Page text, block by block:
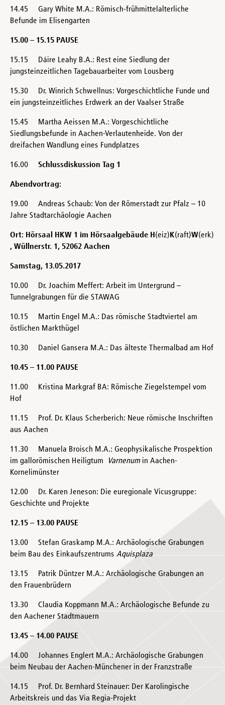
14.45 Gary White M.A.: Römisch-frühmittelalterliche
Befunde im Elisengarten
15.00 – 15.15 PAUSE
15.15 Dáire Leahy B.A.: Rest eine Siedlung der
jungsteinzeitlichen Tagebauarbeiter vom Lousberg
15.30 Dr. Winrich Schwellnus: Vorgeschichtliche Funde und
ein jungsteinzeitliches Erdwerk an der Vaalser Straße
15.45 Martha Aeissen M.A.: Vorgeschichtliche
Siedlungsbefunde in Aachen-Verlautenheide. Von der
dreifachen Wandlung eines Fundplatzes
16.00 Schlussdiskussion Tag 1
Abendvortrag:
19.00 Andreas Schaub: Von der Römerstadt zur Pfalz – 10
Jahre Stadtarchäologie Aachen
Ort: Hörsaal HKW 1 im Hörsaalgebäude H (eiz) K(raft)W(erk)
, Wüllnerstr. 1, 52062 Aachen
Samstag, 13.05.2017
10.00 Dr. Joachim Meffert: Arbeit im Untergrund –
Tunnelgrabungen für die STAWAG
10.15 Martin Engel M.A.: Das römische Stadtviertel am
östlichen Markthügel
10.30 Daniel Gansera M.A.: Das älteste Thermalbad am Hof
10.45 – 11.00 PAUSE
11.00 Kristina Markgraf BA: Römische Ziegelstempel vom
Hof
11.15 Prof. Dr. Klaus Scherberich: Neue römische Inschriften
aus Aachen
11.30 Manuela Broisch M.A.: Geophysikalische Prospektion
im gallorömischen Heiligtum
Varnenum in Aachen-
Kornelimünster
12.00 Dr. Karen Jeneson: Die euregionale Vicusgruppe:
Geschichte und Projekte
12.15 – 13.00 PAUSE
13.00 Stefan Graskamp M.A.: Archäologische Grabungen
beim Bau des Einkaufszentrums Aquisplaza
13.15 Patrik Düntzer M.A.: Archäologische Grabungen an
den Frauenbrüdern
13.30 Claudia Koppmann M.A.: Archäologische Befunde zu
den Aachener Stadtmauern
13.45 – 14.00 PAUSE
14.00 Johannes Englert M.A.: Archäologische Grabungen
beim Neubau der Aachen-Münchener in der Franzstraße
14.15 Prof. Dr. Bernhard Steinauer: Der Karolingische
Arbeitskreis und das Via Regia-Projekt